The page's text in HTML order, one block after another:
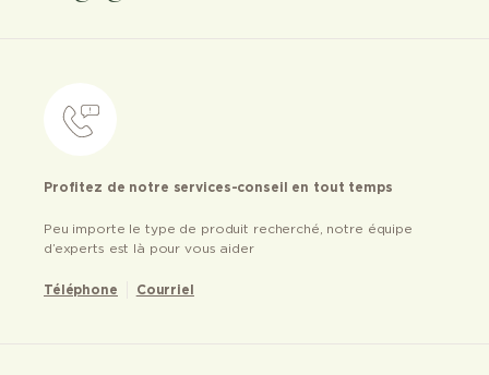
Profitez de notre services-conseil en tout temps
Peu importe le type de produit recherché, notre équipe
d’experts est là pour vous aider
Téléphone Courriel